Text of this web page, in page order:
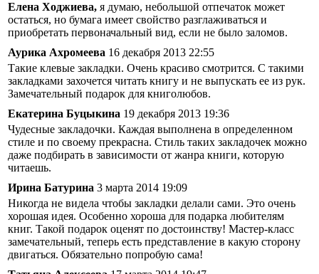
Елена Ходжиева, я думаю, небольшой отпечаток может
остаться, но бумага имеет свойство разглаживаться и
приобретать первоначальный вид, если не было заломов.
Аурика Ахромеева 16 декабря 2013 22:55
Такие клевые закладки. Очень красиво смотрится. С такими
закладками захочется читать книгу и не выпускать ее из рук.
Замечательный подарок для книголюбов.
Екатерина Буцыкина 19 декабря 2013 19:36
Чудесные закладочки. Каждая выполнена в определенном
стиле и по своему прекрасна. Стиль таких закладочек можно
даже подбирать в зависимости от жанра книги, которую
читаешь.
Ирина Батурина 3 марта 2014 19:09
Никогда не видела чтобы закладки делали сами. Это очень
хорошая идея. Особенно хороша для подарка любителям
книг. Такой подарок оценят по достоинству! Мастер-класс
замечательный, теперь есть представление в какую сторону
двигаться. Обязательно попробую сама!